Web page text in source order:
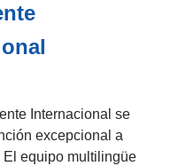
Internacional se
excepcional a
El equipo multilingüe